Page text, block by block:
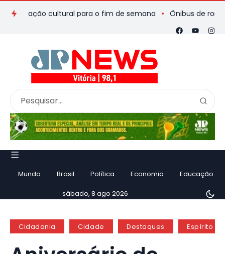
cultural para o fim de semana Ônibus de romeiros
Mundo Brasil Política Economia Educação
sábado, 8 ago 2026
Cidadania Cidade Destaques Espírito